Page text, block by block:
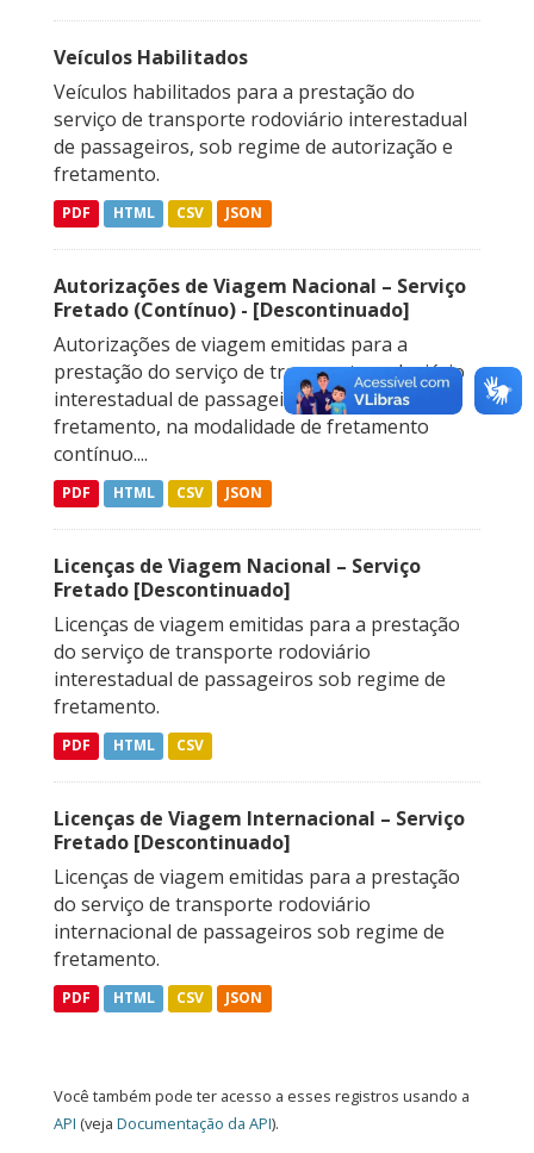
Veículos Habilitados
Veículos habilitados para a prestação do
serviço de transporte rodoviário interestadual
de passageiros, sob regime de autorização e
fretamento.
PDF HTML CSV JSON
Autorizações de Viagem Nacional – Serviço
Fretado (Contínuo) - [Descontinuado]
Autorizações de viagem emitidas para a
prestação do serviço de transporte rodoviário
interestadual de passageiros sob regime de
fretamento, na modalidade de fretamento
contínuo....
PDF HTML CSV JSON
Licenças de Viagem Nacional – Serviço
Fretado [Descontinuado]
Licenças de viagem emitidas para a prestação
do serviço de transporte rodoviário
interestadual de passageiros sob regime de
fretamento.
PDF HTML CSV
Licenças de Viagem Internacional – Serviço
Fretado [Descontinuado]
Licenças de viagem emitidas para a prestação
do serviço de transporte rodoviário
internacional de passageiros sob regime de
fretamento.
PDF HTML CSV JSON
Você também pode ter acesso a esses registros usando a
API (veja Documentação da API).